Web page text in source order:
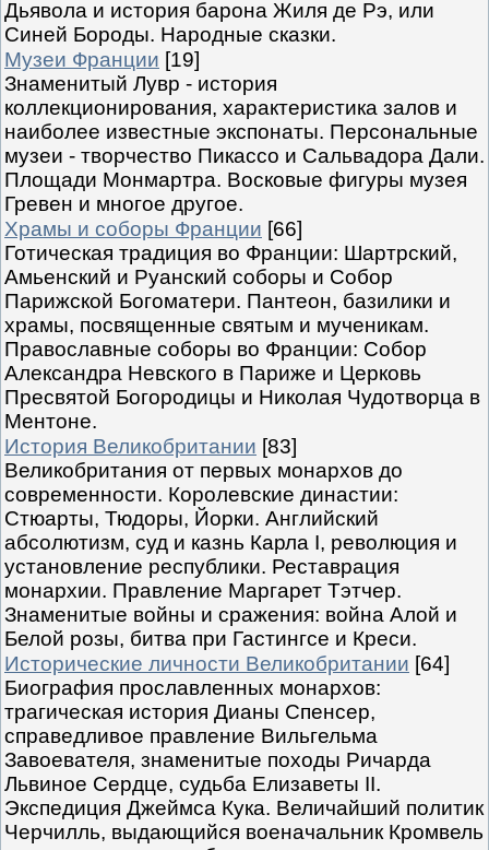
Дьявола и история барона Жиля де Рэ, или
Синей Бороды. Народные сказки.
Музеи Франции [19]
Знаменитый Лувр - история
коллекционирования, характеристика залов и
наиболее известные экспонаты. Персональные
музеи - творчество Пикассо и Сальвадора Дали.
Площади Монмартра. Восковые фигуры музея
Гревен и многое другое.
Храмы и соборы Франции [66]
Готическая традиция во Франции: Шартрский,
Амьенский и Руанский соборы и Собор
Парижской Богоматери. Пантеон, базилики и
храмы, посвященные святым и мученикам.
Православные соборы во Франции: Собор
Александра Невского в Париже и Церковь
Пресвятой Богородицы и Николая Чудотворца в
Ментоне.
История Великобритании [83]
Великобритания от первых монархов до
современности. Королевские династии:
Стюарты, Тюдоры, Йорки. Английский
абсолютизм, суд и казнь Карла I, революция и
установление республики. Реставрация
монархии. Правление Маргарет Тэтчер.
Знаменитые войны и сражения: война Алой и
Белой розы, битва при Гастингсе и Креси.
Исторические личности Великобритании [64]
Биография прославленных монархов:
трагическая история Дианы Спенсер,
справедливое правление Вильгельма
Завоевателя, знаменитые походы Ричарда
Львиное Сердце, судьба Елизаветы II.
Экспедиция Джеймса Кука. Величайший политик
Черчилль, выдающийся военачальник Кромвель